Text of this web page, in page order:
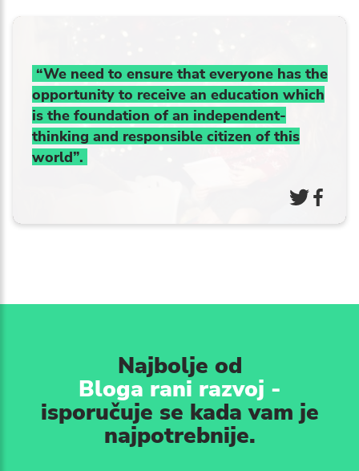
“We need to ensure that everyone has the
opportunity to receive an education which
is the foundation of an independent-
thinking and responsible citizen of this
world”.
Najbolje od
Bloga rani razvoj -
isporučuje se kada vam je
najpotrebnije.